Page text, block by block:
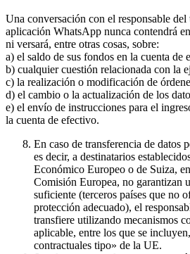
Una conversación con el responsable del
aplicación WhatsApp nunca contendrá
ni versará, entre otras cosas, sobre:
a) el saldo de sus fondos en la cuenta de
b) cualquier cuestión relacionada con la
c) la realización o modificación de
d) el cambio o la actualización de los
e) el envío de instrucciones para el
la cuenta de efectivo.
En caso de transferencia de datos
es decir, a destinatarios
Económico Europeo o de Suiza,
Comisión Europea, no garantizan
suficiente (terceros países que no
protección adecuado), el
transfiere utilizando mecanismos
aplicable, entre los que se
contractuales tipo» de la UE.